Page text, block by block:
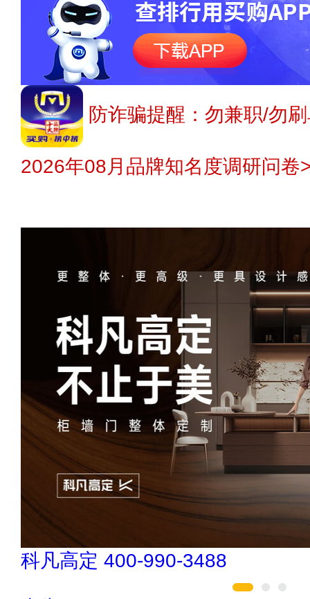
防诈骗提醒：勿兼职/勿
2026年08月品牌知名度调研问卷
雅轩artlandspace 021-51082835